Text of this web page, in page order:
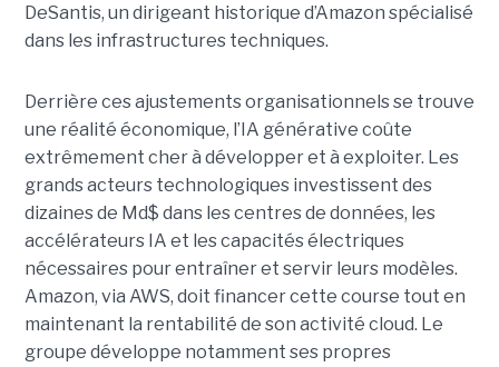
DeSantis, un dirigeant historique d’Amazon spécialisé
dans les infrastructures techniques.
Derrière ces ajustements organisationnels se trouve
une réalité économique, l’IA générative coûte
extrêmement cher à développer et à exploiter. Les
grands acteurs technologiques investissent des
dizaines de Md$ dans les centres de données, les
accélérateurs IA et les capacités électriques
nécessaires pour entraîner et servir leurs modèles.
Amazon, via AWS, doit financer cette course tout en
maintenant la rentabilité de son activité cloud. Le
groupe développe notamment ses propres